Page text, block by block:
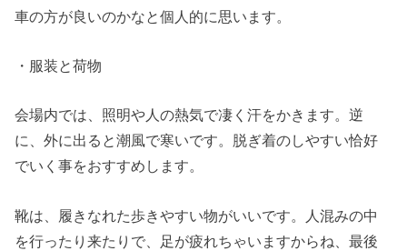
車の方が良いのかなと個人的に思います。
・服装と荷物
会場内では、照明や人の熱気で凄く汗をかきます。逆
に、外に出ると潮風で寒いです。脱ぎ着のしやすい恰好
でいく事をおすすめします。
靴は、履きなれた歩きやすい物がいいです。人混みの中
を行ったり来たりで、足が疲れちゃいますからね、最後